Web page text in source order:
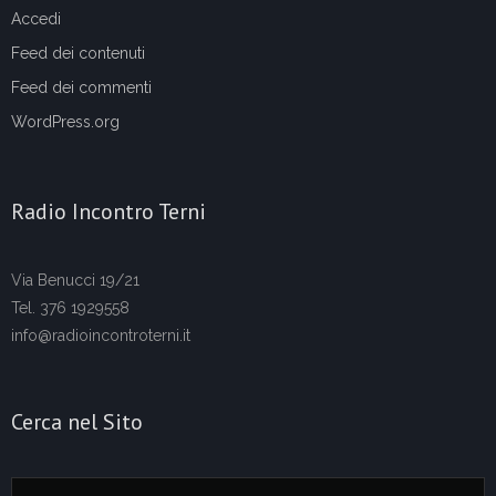
Accedi
Feed dei contenuti
Feed dei commenti
WordPress.org
Radio Incontro Terni
Via Benucci 19/21
Tel. 376 1929558
info@radioincontroterni.it
Cerca nel Sito